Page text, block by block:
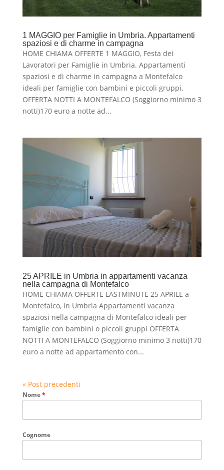
1 MAGGIO per Famiglie in Umbria. Appartamenti
spaziosi e di charme in campagna
HOME CHIAMA OFFERTE 1 MAGGIO, Festa dei
Lavoratori per Famiglie in Umbria. Appartamenti
spaziosi e di charme in campagna a Montefalco
ideali per famiglie con bambini e piccoli gruppi.
OFFERTA NOTTI A MONTEFALCO (Soggiorno minimo 3
notti)170 euro a notte ad...
25 APRILE in Umbria in appartamenti vacanza
nella campagna di Montefalco
HOME CHIAMA OFFERTE LASTMINUTE 25 APRILE a
Montefalco, in Umbria Appartamenti vacanza
spaziosi nella campagna di Montefalco ideali per
famiglie con bambini o piccoli gruppi OFFERTA
NOTTI A MONTEFALCO (Soggiorno minimo 3 notti)170
euro a notte ad appartamento con...
« Post precedenti
Nome*
Cognome